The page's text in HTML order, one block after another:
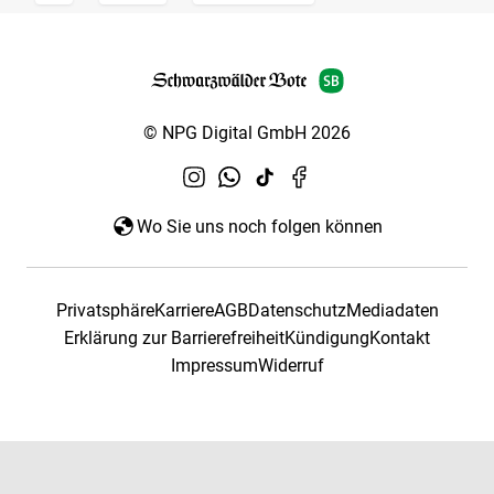
© NPG Digital GmbH 2026
Wo Sie uns noch folgen können
PrivatsphäreKarriereAGBDatenschutzMediadaten
Erklärung zur BarrierefreiheitKündigungKontakt
ImpressumWiderruf